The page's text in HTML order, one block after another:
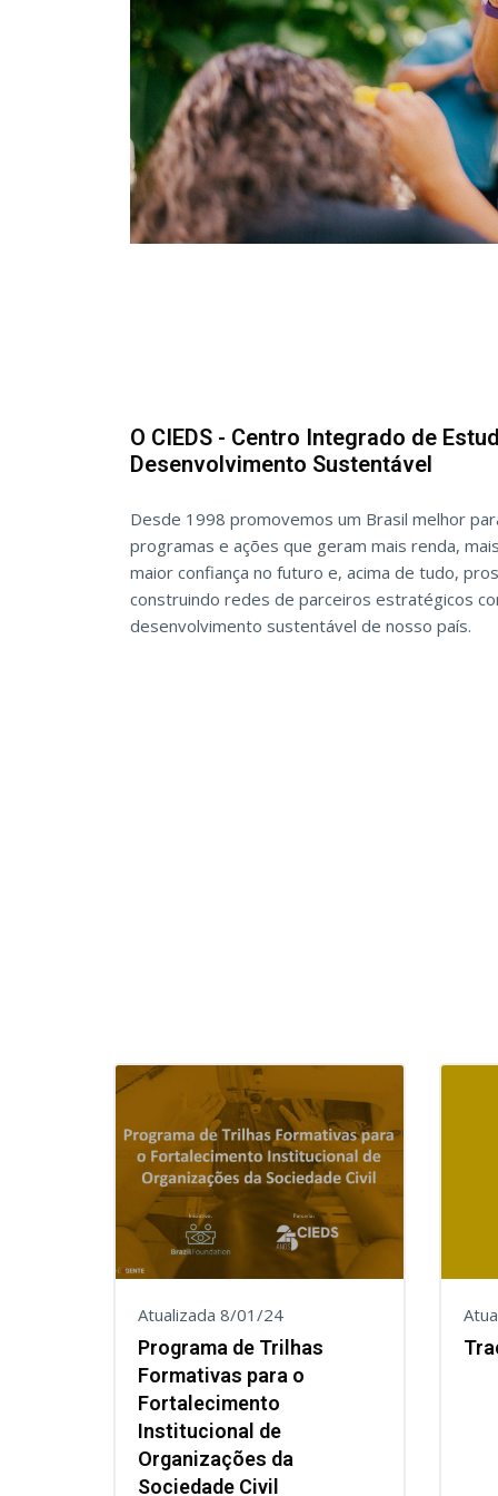
Pular [Cieds] Sobre (texto 2 colunas)
O CIEDS - Centro Integrado de
Desenvolvimento Sustentável
Desde 1998 promovemos um Brasil melhor
programas e ações que geram mais renda,
maior confiança no futuro e, acima de tudo,
construindo redes de parceiros estratégicos
desenvolvimento sustentável de nosso país.
Atualizada 8/01/24
Programa de Trilhas
Formativas para ​o
Fortalecimento
Institucional de
Organizações da
Sociedade Civil